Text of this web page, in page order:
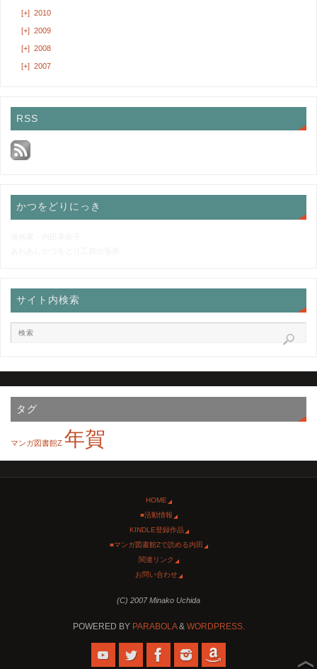
[+] 2010
[+] 2009
[+] 2008
[+] 2007
RSS
かつをどりにっき
サイト内検索
タグ
マンガ図書館Z 年賀
HOME
■活動情報
KINDLE登録作品
■マンガ図書館Zで読める内田
関連リンク
お問い合わせ
(C) 2007 Minako Uchida
POWERED BY PARABOLA& WORDPRESS.